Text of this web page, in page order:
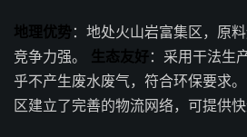
地理优势：地处火山岩富集区，原
竞争力强。 生态友好：采用干法生
乎不产生废水废气，符合环保要求。
区建立了完善的物流网络，可提供快